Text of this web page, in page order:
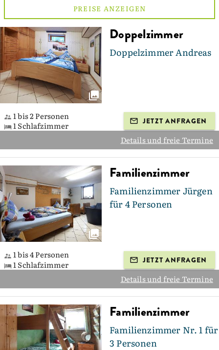
PREISE ANZEIGEN
Doppelzimmer
Doppelzimmer Andreas
1 bis 2 Personen
1 Schlafzimmer
JETZT ANFRAGEN
Details und freie Termine
Familienzimmer
Familienzimmer Jürgen
für 4 Personen
1 bis 4 Personen
1 Schlafzimmer
JETZT ANFRAGEN
Details und freie Termine
Familienzimmer
Familienzimmer Nr. 1 für
3 Personen